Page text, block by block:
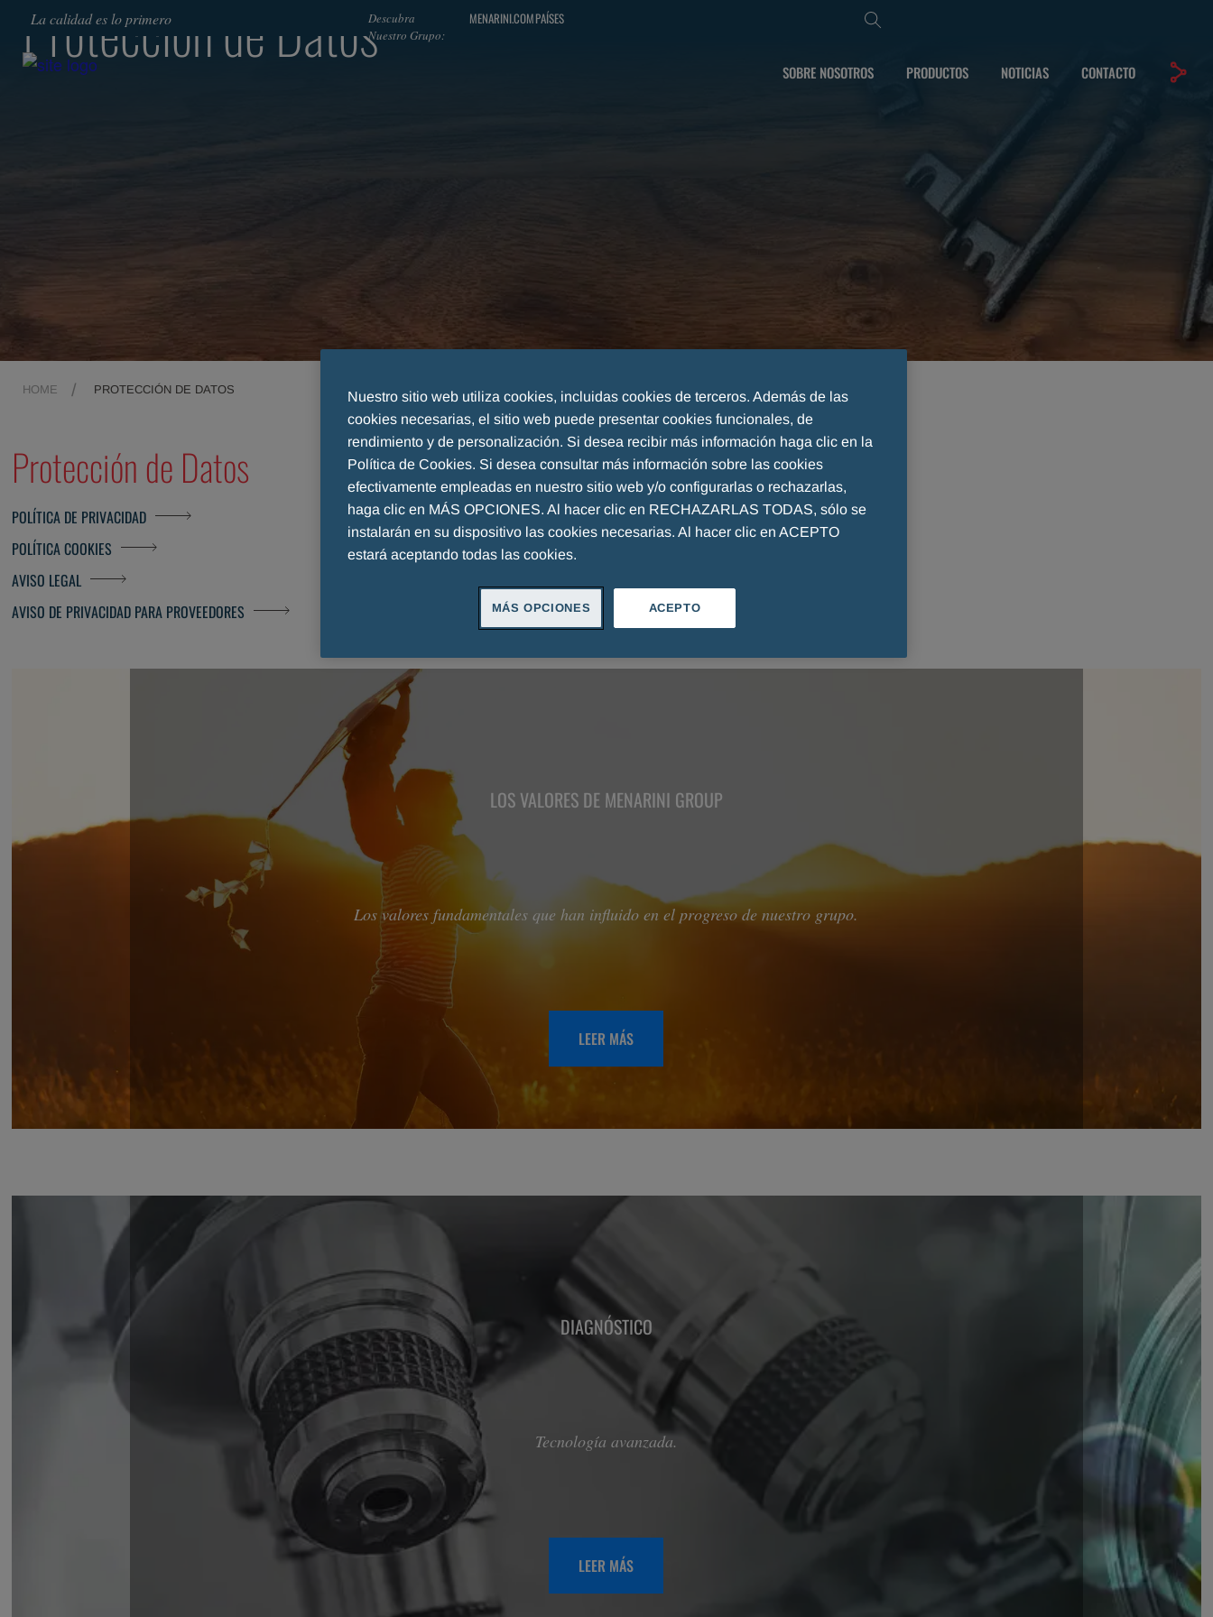
La calidad es lo primero
Descubra
Nuestro Grupo:
MENARINI.COMPAÍSES
SOBRE NOSOTROS PRODUCTOS NOTICIAS CONTACTO
Protección de Datos
HOME PROTECCIÓN DE DATOS
Protección de Datos
POLÍTICA DE PRIVACIDAD
POLÍTICA COOKIES
AVISO LEGAL
AVISO DE PRIVACIDAD PARA PROVEEDORES
LOS VALORES DE MENARINI GROUP
Los valores fundamentales que han influido en el progreso de nuestro grupo.
LEER MÁS
DIAGNÓSTICO
Tecnología avanzada.
LEER MÁS
Nuestro sitio web utiliza cookies, incluidas cookies de terceros. Además de las
cookies necesarias, el sitio web puede presentar cookies funcionales, de
rendimiento y de personalización. Si desea recibir más información haga clic en la
Política de Cookies. Si desea consultar más información sobre las cookies
efectivamente empleadas en nuestro sitio web y/o configurarlas o rechazarlas,
haga clic en MÁS OPCIONES. Al hacer clic en RECHAZARLAS TODAS, sólo se
instalarán en su dispositivo las cookies necesarias. Al hacer clic en ACEPTO
estará aceptando todas las cookies.
MÁS OPCIONES ACEPTO